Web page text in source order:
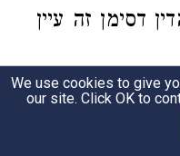
דסימן זה עיין
בידו קודם
We use cookies to give
our site. Click OK to